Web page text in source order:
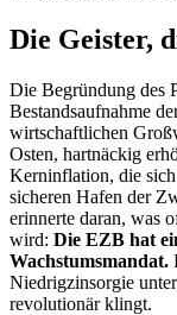
Die Geister,
Die Begründung des
Bestandsaufnahme
wirtschaftlichen
Osten, hartnäckig
Kerninflation, die
sicheren Hafen der
erinnerte daran, was
wird: Die EZB hat
Wachstumsmandat.
Niedrigzinsorgie
revolutionär klingt.